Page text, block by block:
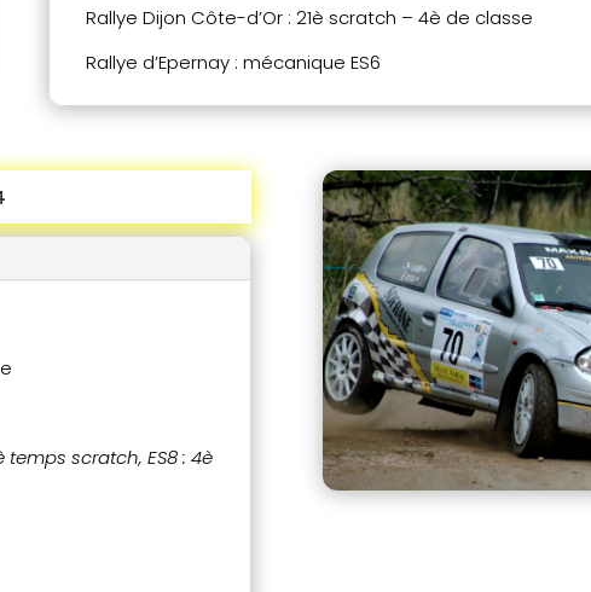
Rallye Dijon Côte-d’Or : 21è scratch – 4è de classe
Rallye d’Epernay : mécanique ES6
temps scratch, ES8 : 4è